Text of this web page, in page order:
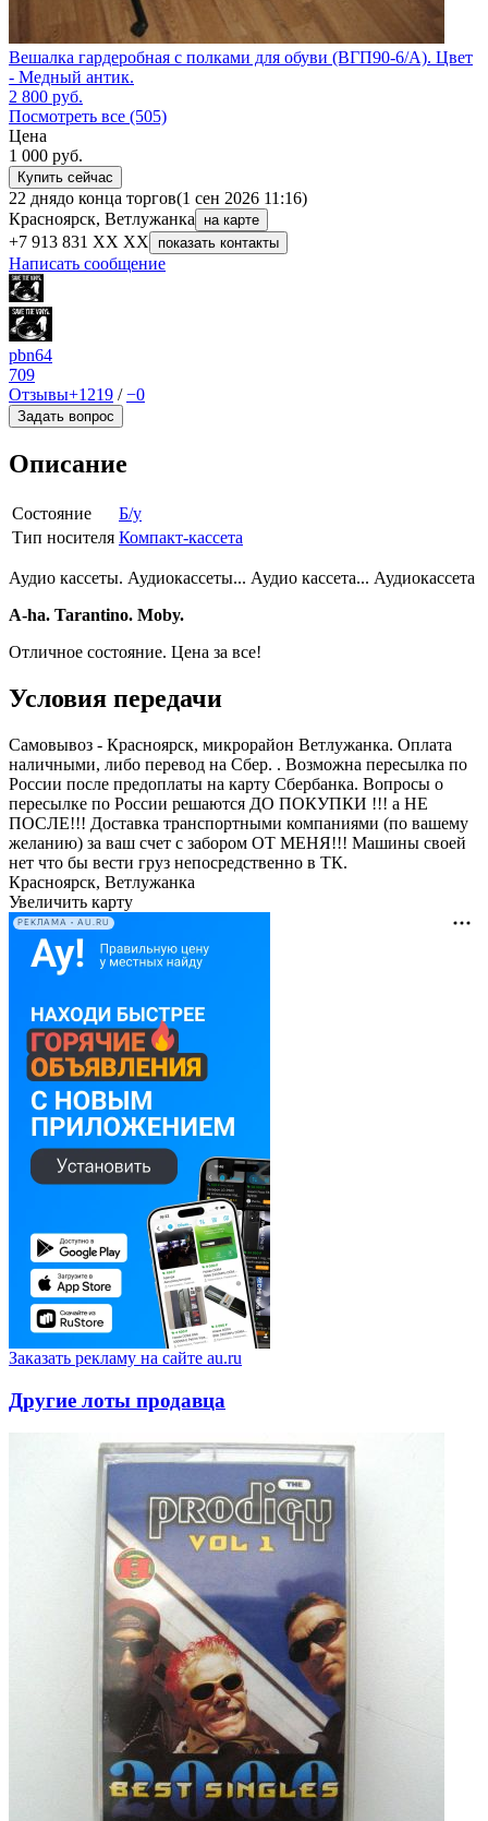
Вешалка гардеробная с полками для обуви (ВГП90-6/А). Цвет
- Медный антик.
2 800 руб.
Посмотреть все (505)
Цена
1 000 руб.
Купить сейчас
22 днядо конца торгов(1 сен 2026 11:16)
Красноярск, Ветлужанка
на карте
+7 913 831 XX XX показать контакты
Написать сообщение
pbn64
709
Отзывы+1219 /−0
Задать вопрос
Описание
Состояние
Б/у
Тип носителя Компакт-кассета
Аудио кассеты. Аудиокассеты... Аудио кассета... Аудиокассета
A-ha. Tarantino. Moby.
Отличное состояние. Цена за все!
Условия передачи
Самовывоз - Красноярск, микрорайон Ветлужанка. Оплата
наличными, либо перевод на Сбер. . Возможна пересылка по
России после предоплаты на карту Сбербанка. Вопросы о
пересылке по России решаются ДО ПОКУПКИ !!! а НЕ
ПОСЛЕ!!! Доставка транспортными компаниями (по вашему
желанию) за ваш счет с забором ОТ МЕНЯ!!! Машины своей
нет что бы вести груз непосредственно в ТК.
Красноярск, Ветлужанка
Увеличить карту
РЕКЛАМА • AU.RU
Заказать рекламу на сайте au.ru
Другие лоты продавца